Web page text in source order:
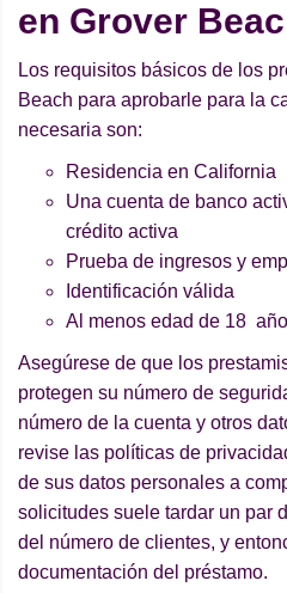
en Grover
Los requisitos básicos de los
Beach para aprobarle para la
necesaria son:
Residencia en California
Una cuenta de banco
crédito activa
Prueba de ingresos y
Identificación válida
Al menos edad de 18
Asegúrese de que los
protegen su número de
número de la cuenta y otros
revise las políticas de
de sus datos personales a
solicitudes suele tardar un par
del número de clientes, y
documentación del préstamo.